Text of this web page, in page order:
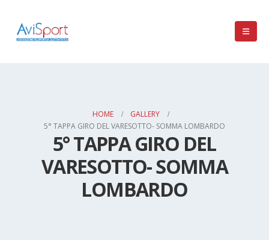
HOME
GALLERY
5° TAPPA GIRO DEL VARESOTTO- SOMMA LOMBARDO
5° TAPPA GIRO DEL
VARESOTTO- SOMMA
LOMBARDO